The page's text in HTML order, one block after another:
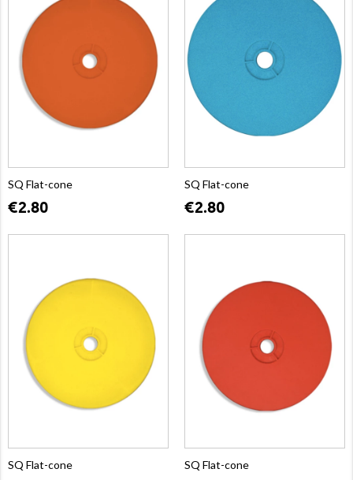
SQ Flat-cone
€2.80
SQ Flat-cone
€2.80
SQ Flat-cone SQ Flat-cone